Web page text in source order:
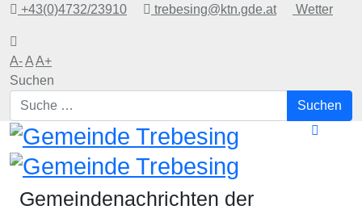
+43(0)4732/23910 trebesing@ktn.gde.at Wetter
A-AA+
Suchen
Suchen
Gemeindenachrichten der